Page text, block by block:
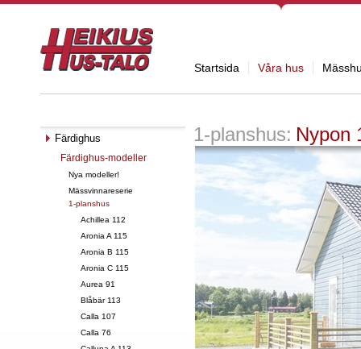
Startsida Våra hus
Färdighus
Färdighus-modeller
Nya modeller!
Mässvinnareserie
1-planshus
Achillea 112
Aronia A 115
Aronia B 115
Aronia C 115
Aurea 91
Blåbär 113
Calla 107
Calla 76
1-planshus: Nypon